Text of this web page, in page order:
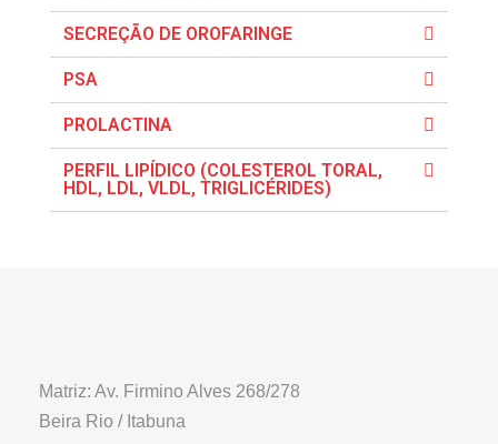
SECREÇÃO DE OROFARINGE
PSA
PROLACTINA
PERFIL LIPÍDICO (COLESTEROL TORAL,
HDL, LDL, VLDL, TRIGLICÉRIDES)
Matriz: Av. Firmino Alves 268/278
Beira Rio / Itabuna